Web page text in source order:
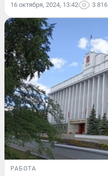
16 октября, 2024, 13:42 3 816
РАБОТА